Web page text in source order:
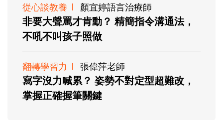
從心談教養 顏宜婷語言治療師
非要大聲罵才肯動？ 精簡指令溝通法，
不吼不叫孩子照做
翻轉學習力 張偉萍老師
寫字沒力喊累？ 姿勢不對定型超難改，
掌握正確握筆關鍵